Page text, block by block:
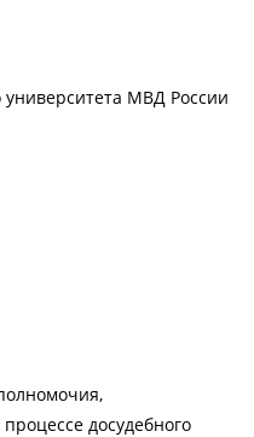
университета МВД России
досудебного